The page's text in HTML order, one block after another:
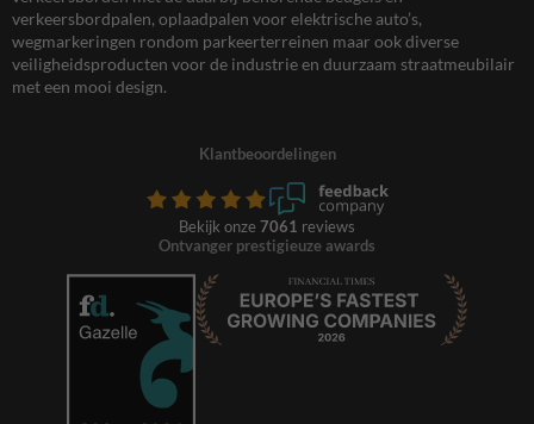
verkeersbordpalen, oplaadpalen voor elektrische auto’s,
wegmarkeringen rondom parkeerterreinen maar ook diverse
veiligheidsproducten voor de industrie en duurzaam straatmeubilair
met een mooi design.
Klantbeoordelingen
Bekijk onze 7061 reviews
Ontvanger prestigieuze awards